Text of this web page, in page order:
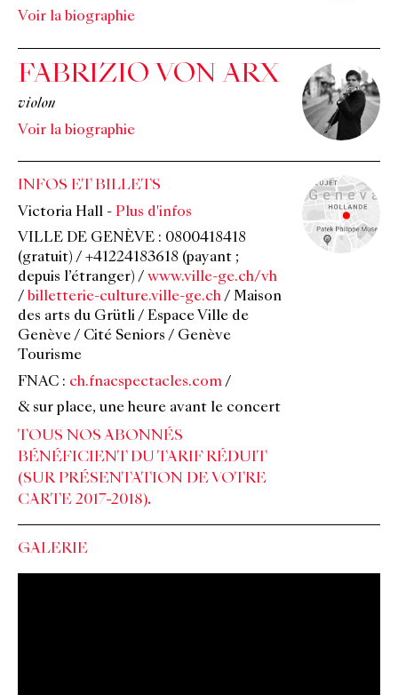
Voir la biographie
FABRIZIO VON ARX
violon
Voir la biographie
INFOS ET BILLETS
Victoria Hall - Plus d'infos
VILLE DE GENÈVE : 0800418418
(gratuit) / +41224183618 (payant ;
depuis l’étranger) / www.ville-ge.ch/vh
/ billetterie-culture.ville-ge.ch / Maison
des arts du Grütli / Espace Ville de
Genève / Cité Seniors / Genève
Tourisme
FNAC : ch.fnacspectacles.com /
& sur place, une heure avant le concert
TOUS NOS ABONNÉS
BÉNÉFICIENT DU TARIF RÉDUIT
(SUR PRÉSENTATION DE VOTRE
CARTE 2017-2018).
GALERIE